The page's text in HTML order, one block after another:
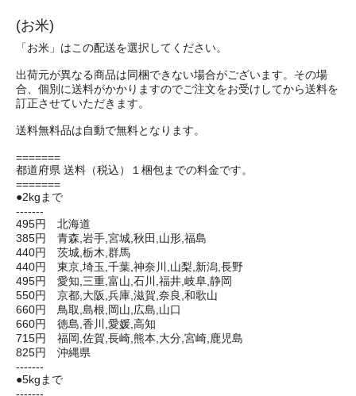
(お米)
「お米」はこの配送を選択してください。
出荷元が異なる商品は同梱できない場合がございます。その場
合、個別に送料がかかりますのでご注文をお受けしてから送料を
訂正させていただきます。
送料無料品は自動で無料となります。
=======
都道府県 送料（税込）１梱包までの料金です。
=======
●2kgまで
-------
495円 北海道
385円 青森,岩手,宮城,秋田,山形,福島
440円 茨城,栃木,群馬
440円 東京,埼玉,千葉,神奈川,山梨,新潟,長野
495円 愛知,三重,富山,石川,福井,岐阜,静岡
550円 京都,大阪,兵庫,滋賀,奈良,和歌山
660円 鳥取,島根,岡山,広島,山口
660円 徳島,香川,愛媛,高知
715円 福岡,佐賀,長崎,熊本,大分,宮崎,鹿児島
825円 沖縄県
-------
●5kgまで
-------